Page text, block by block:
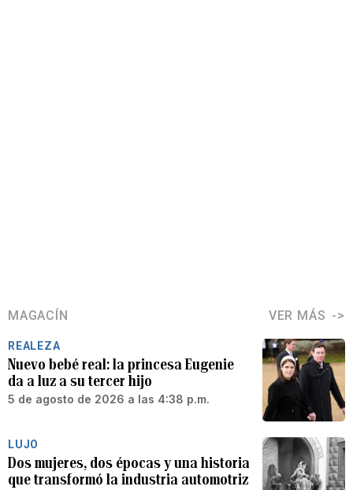
MAGACÍN VER MÁS
REALEZA
Nuevo bebé real: la princesa Eugenie
da a luz a su tercer hijo
5 de agosto de 2026 a las 4:38 p.m.
LUJO
Dos mujeres, dos épocas y una historia
que transformó la industria automotriz